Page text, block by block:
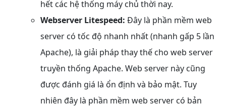
hết các hệ thống máy chủ thời nay.
Webserver Litespeed: Đây là phần mềm web
server có tốc độ nhanh nhất (nhanh gấp 5 lần
Apache), là giải pháp thay thế cho web server
truyền thống Apache. Web server này cũng
được đánh giá là ổn định và bảo mật. Tuy
nhiên đây là phần mềm web server có bản